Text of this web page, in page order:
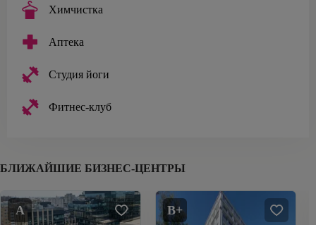
Химчистка
Аптека
Студия йоги
Фитнес-клуб
БЛИЖАЙШИЕ БИЗНЕС-ЦЕНТРЫ
A B+